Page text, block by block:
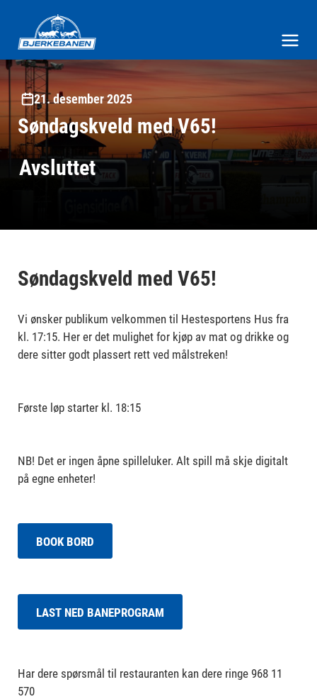
21. desember 2025
Søndagskveld med V65!
Avsluttet
Søndagskveld med V65!
Vi ønsker publikum velkommen til Hestesportens Hus fra
kl. 17:15. Her er det mulighet for kjøp av mat og drikke og
dere sitter godt plassert rett ved målstreken!
Første løp starter kl. 18:15
NB! Det er ingen åpne spilleluker. Alt spill må skje digitalt
på egne enheter!
BOOK BORD
LAST NED BANEPROGRAM
Har dere spørsmål til restauranten kan dere ringe 968 11
570